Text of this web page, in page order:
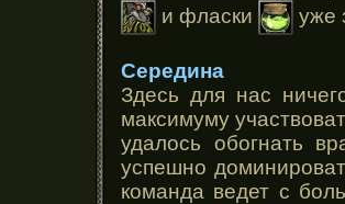
и фласки
уже
Середина
Здесь для нас
максимуму
удалось обогнать
успешно
команда ведет с